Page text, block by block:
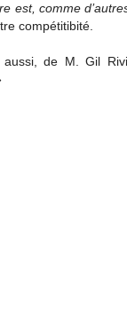
est, comme
compétitibité.
de M. Gil